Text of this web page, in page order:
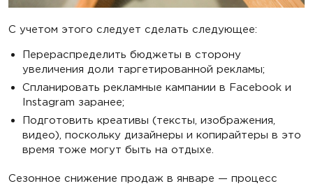
С учетом этого следует сделать следующее:
Перераспределить бюджеты в сторону
увеличения доли таргетированной рекламы;
Спланировать рекламные кампании в Facebook и
Instagram заранее;
Подготовить креативы (тексты, изображения,
видео), поскольку дизайнеры и копирайтеры в это
время тоже могут быть на отдыхе.
Сезонное снижение продаж в январе — процесс